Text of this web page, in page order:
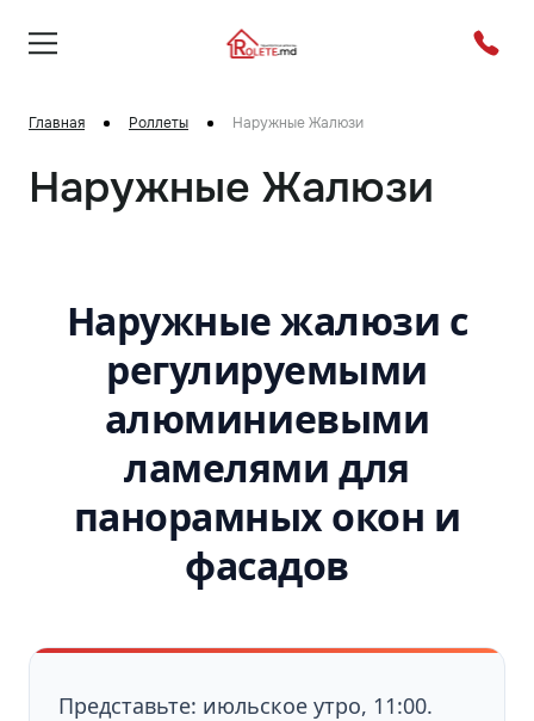
Главная Роллеты Наружные Жалюзи
Наружные Жалюзи
Наружные жалюзи с
регулируемыми
алюминиевыми
ламелями для
панорамных окон и
фасадов
Представьте: июльское утро, 11:00.